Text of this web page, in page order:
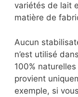
variétés de lait
matière de
Aucun
n’est utilisé
100%
provient
exemple, si